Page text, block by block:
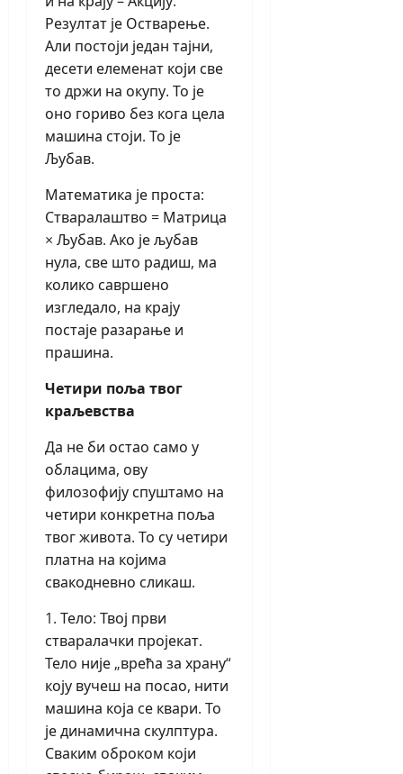
Резултат је Остварење.
Али постоји један тајни,
десети елеменат који све
то држи на окупу. То је
оно гориво без кога цела
машина стоји. То је
Љубав.
Математика је проста:
Стваралаштво = Матрица
× Љубав. Ако је љубав
нула, све што радиш, ма
колико савршено
изгледало, на крају
постаје разарање и
прашина.
Четири поља твог
краљевства
Да не би остао само у
облацима, ову
филозофију спуштамо на
четири конкретна поља
твог живота. То су четири
платна на којима
свакодневно сликаш.
1. Тело: Твој први
стваралачки пројекат.
Тело није „врећа за храну“
коју вучеш на посао, нити
машина која се квари. То
је динамична скулптура.
Сваким оброком који